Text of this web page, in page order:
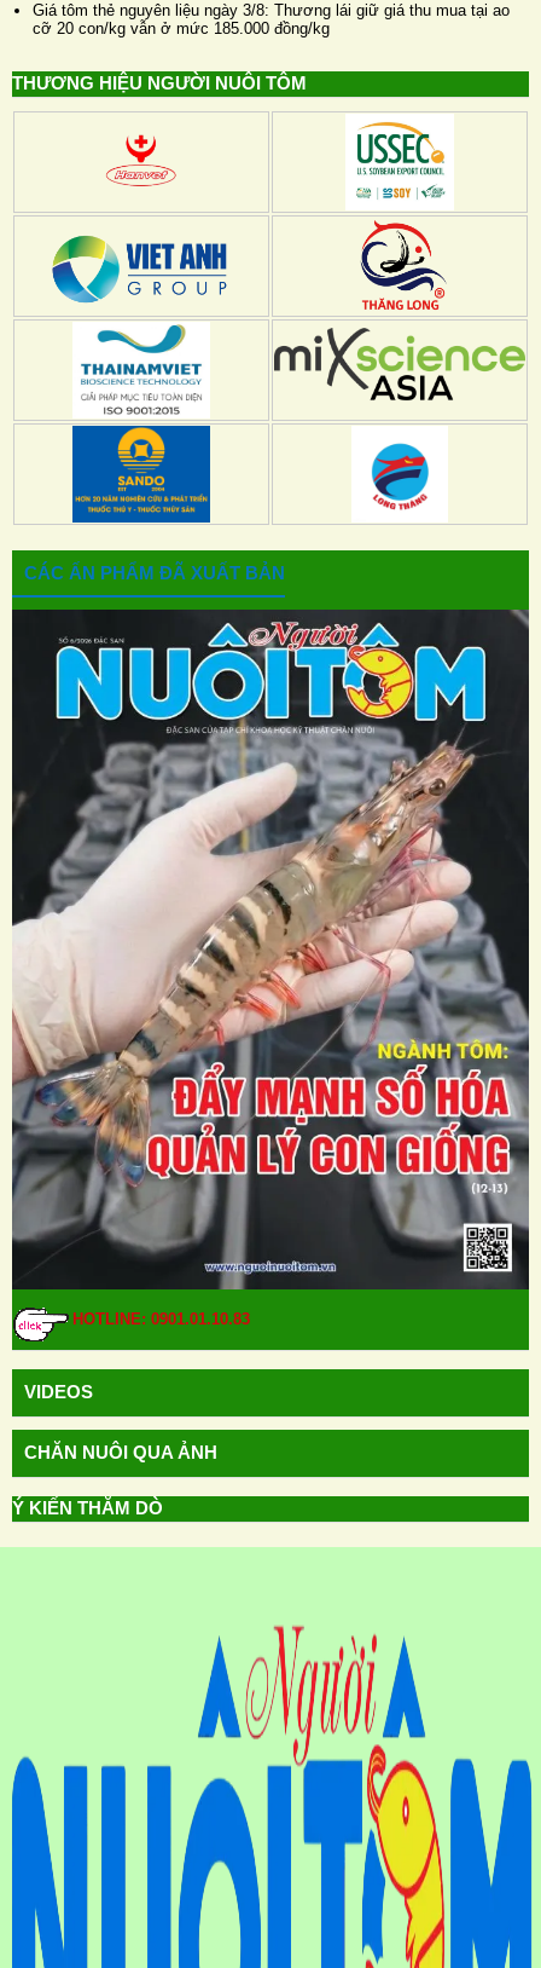
Giá tôm thẻ nguyên liệu ngày 3/8: Thương lái giữ giá thu mua tại ao
cỡ 20 con/kg vẫn ở mức 185.000 đồng/kg
THƯƠNG HIỆU NGƯỜI NUÔI TÔM
CÁC ẤN PHẨM ĐÃ XUẤT BẢN
HOTLINE: 0901.01.10.83
VIDEOS
CHĂN NUÔI QUA ẢNH
Ý KIẾN THĂM DÒ